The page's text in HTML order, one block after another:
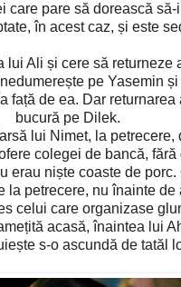
care pare să dorească să-
în acest caz, și este
lui Ali și cere să returneze
pe Yasemin
față de ea. Dar returnarea
bucură pe Dilek.
lui Nimet, la petrecere,
colegei de bancă, fără
erau niște coaste de
la petrecere, nu înainte de
celui care organizase
acasă, înaintea lui
s-o ascundă de tatăl